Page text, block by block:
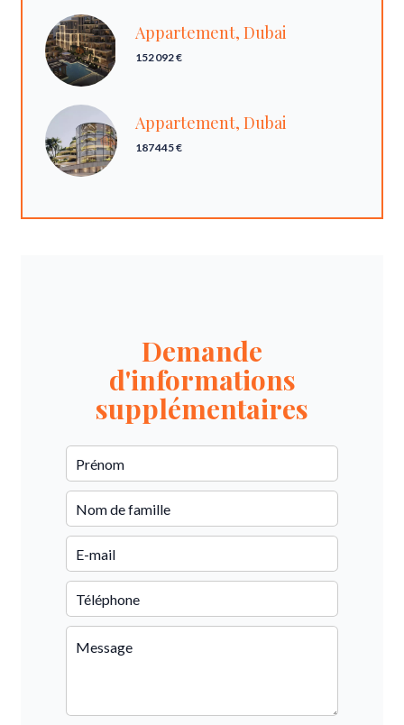
Appartement, Dubai
152 092 €
Appartement, Dubai
187 445 €
Demande
d'informations
supplémentaires